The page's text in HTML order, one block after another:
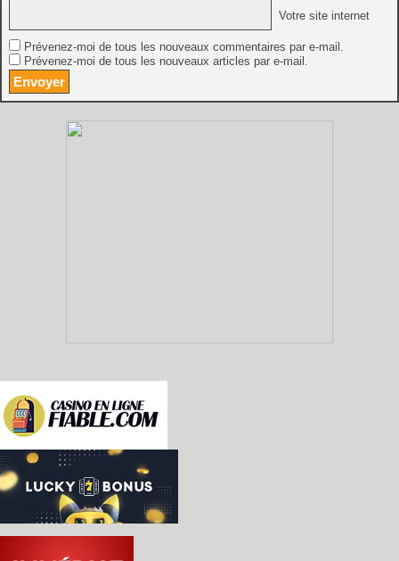
Votre site internet
Prévenez-moi de tous les nouveaux commentaires par e-mail.
Prévenez-moi de tous les nouveaux articles par e-mail.